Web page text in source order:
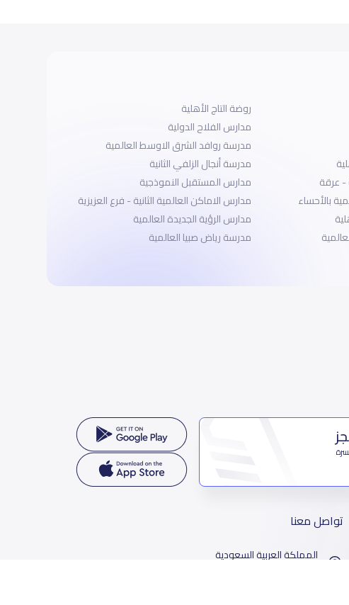
- عرقة
بالأحساء
روضة التاج الأهلية
مدارس الفلاح الدولية
مدرسة روافد الشرق الاوسط العالمية
مدرسة أنجال الزلفي الثانية
مدارس المستقبل النموذجية
مدارس الاماكن العالمية الثانية - فرع العزيزية
مدارس الرؤية الجديدة العالمية
مدرسة رياض صبيا العالمية
تواصل معنا
المملكة العربية السعودية